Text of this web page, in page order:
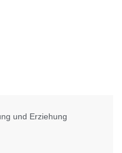
und Erziehung